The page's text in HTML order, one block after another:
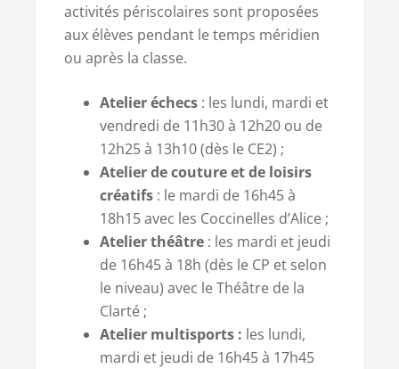
activités périscolaires sont proposées
aux élèves pendant le temps méridien
ou après la classe.
Atelier échecs : les lundi, mardi et
vendredi de 11h30 à 12h20 ou de
12h25 à 13h10 (dès le CE2) ;
Atelier de couture et de loisirs
créatifs : le mardi de 16h45 à
18h15 avec les Coccinelles d’Alice ;
Atelier théâtre : les mardi et jeudi
de 16h45 à 18h (dès le CP et selon
le niveau) avec le Théâtre de la
Clarté ;
Atelier multisports : les lundi,
mardi et jeudi de 16h45 à 17h45